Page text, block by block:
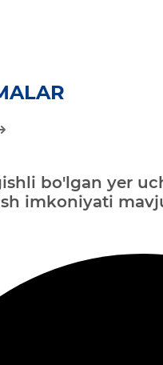
bo'lgan yer
imkoniyati